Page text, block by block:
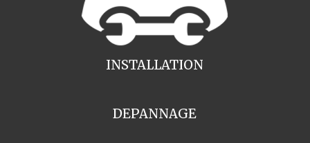
INSTALLATION
DEPANNAGE